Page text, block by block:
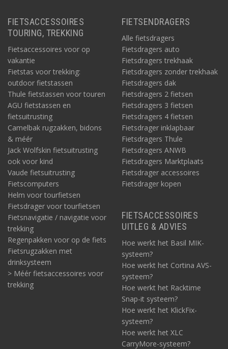
FIETSACCESSOIRES
TOURING, TREKKING
Fietsaccessoires voor op
vakantie
Fietstas voor trekking:
outdoor fietstassen
Thule fietstassen voor touren
AGU fietstassen en
fietsuitrusting
Camelbak rugzakken, bidons
& méér
Jack Wolfskin fietsuitrusting
ook voor kind
Vaude fietsuitrusting
Fietscomputers
Helm voor tourfietsen
Fietsdrager voor tourfietsen
Fietsnavigatie / navigatie voor
trekking
Regenpakken voor op de fiets
Fietsrugzakken met
drinksysteem
> Méér fietsaccessoires voor
trekking
FIETSENDRAGERS
Alle fietsdragers
Fietsdragers auto
Fietsdragers trekhaak
Fietsdragers zonder trekhaak
Fietsdragers dak
Fietsdragers 2 fietsen
Fietsdragers 3 fietsen
Fietsdragers 4 fietsen
Fietsdrager inklapbaar
Fietsdragers Thule
Fietsdragers ANWB
Fietsdragers Marktplaats
Fietsdrager accessoires
Fietsdrager kopen
FIETSACCESSOIRES
UITLEG & ADVIES
Hoe werkt het Basil MIK-
systeem?
Hoe werkt het Cortina AVS-
systeem?
Hoe werkt het Racktime
Snap-it systeem?
Hoe werkt het KlickFix-
systeem?
Hoe werkt het XLC
CarryMore-systeem?